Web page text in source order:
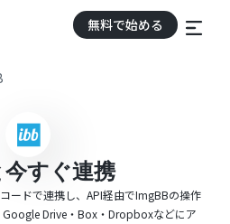
無料で始める
すぐ連携
ードで連携し、API経由でImgBBの操作
Google Drive・Box・Dropboxなどにア